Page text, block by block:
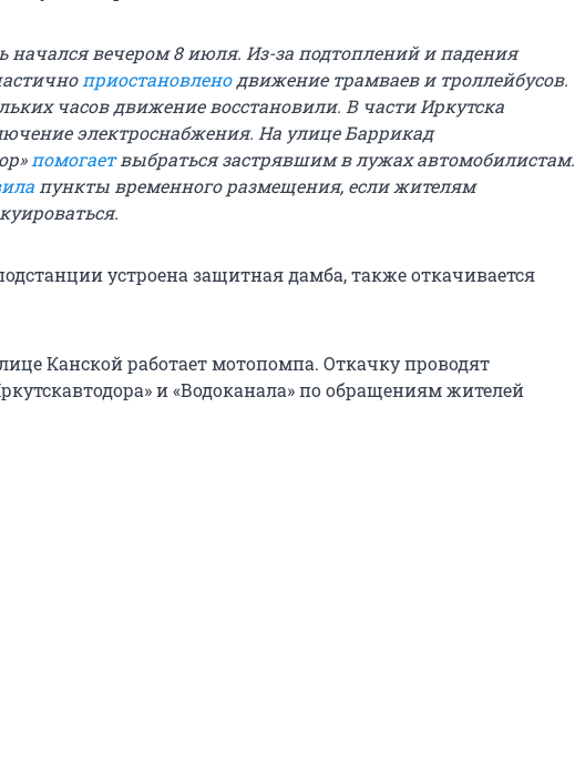
вечером 8 июля. Из-за подтоплений и падения
приостановленодвижение трамваев и троллейбусов.
часов движение восстановили. В части Иркутска
электроснабжения. На улице Баррикад
помогаетвыбраться застрявшим в лужах автомобилистам.
пункты временного размещения, если жителям
устроена защитная дамба, также откачивается
Канской работает мотопомпа. Откачку проводят
и «Водоканала» по обращениям жителей